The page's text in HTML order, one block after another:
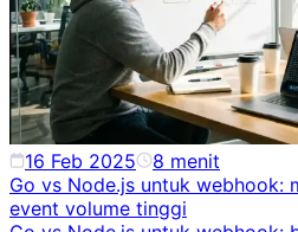
16 Feb 2025 8 menit
Go vs Node.js untuk webhook:
event volume tinggi